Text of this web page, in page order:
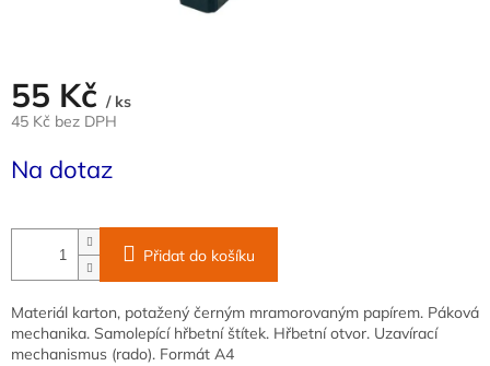
55 Kč / ks
45 Kč bez DPH
cena:
Na dotaz
Přidat do košíku
Materiál karton, potažený černým mramorovaným papírem. Páková
mechanika. Samolepící hřbetní štítek. Hřbetní otvor. Uzavírací
mechanismus (rado). Formát A4